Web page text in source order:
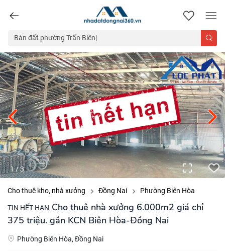
nhadatdongnai360.vn
1/3
Cho thuê kho, nhà xưởng Đồng Nai Phường Biên Hòa
TIN HẾT HẠN Cho thuê nhà xưởng 6.000m2 giá chỉ
375 triệu. gần KCN Biên Hòa-Đồng Nai
Phường Biên Hòa, Đồng Nai